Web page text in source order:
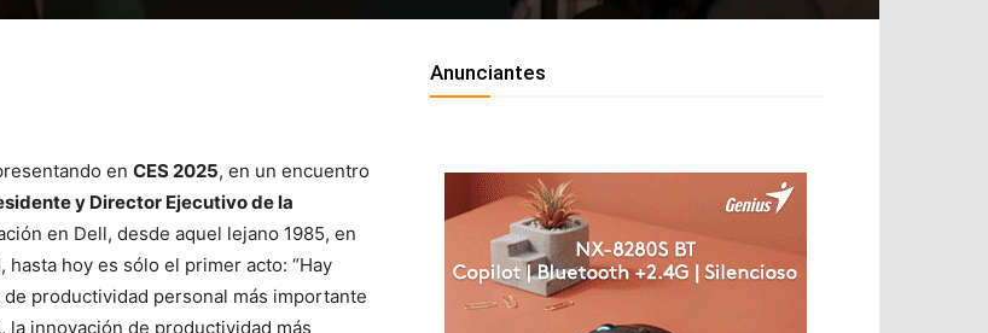
en CES 2025, en un encuentro
y Director Ejecutivo de la
en Dell, desde aquel lejano 1985, en
hasta hoy es sólo el primer acto: “Hay
productividad personal más importante
la innovación de productividad más
Anunciantes